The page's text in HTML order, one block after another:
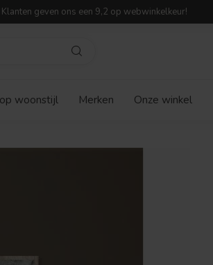
Klanten geven ons een 9,2 op webwinkelkeur!
woonstijl Merken Onze winkel